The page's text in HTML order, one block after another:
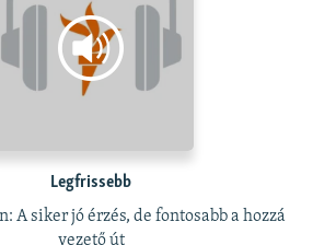
Legfrissebb
A siker jó érzés, de fontosabb a hozzá
vezető út